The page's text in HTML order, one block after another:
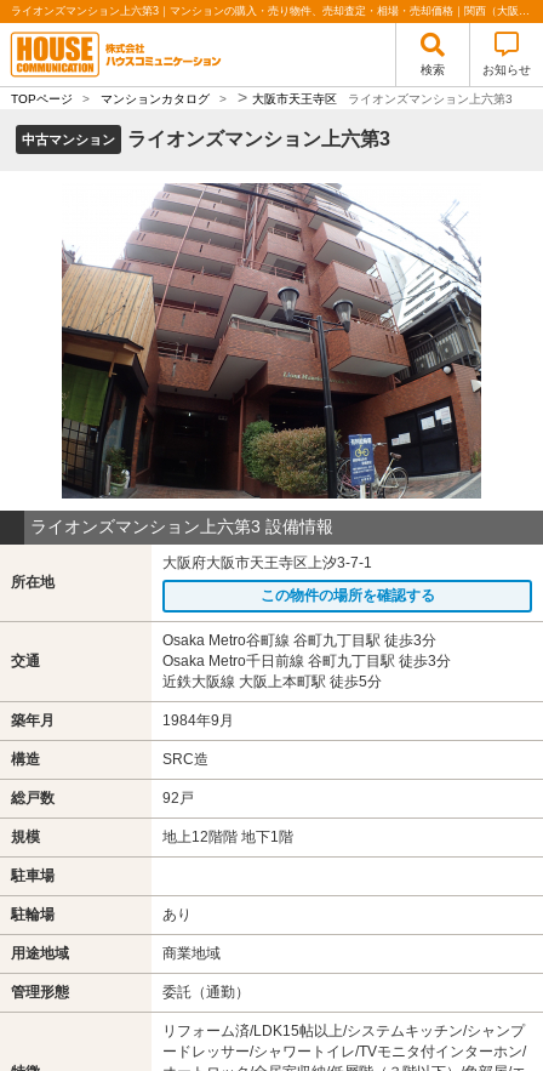
ライオンズマンション上六第3｜マンションの購入・売り物件、売却査定・相場・売却価格｜関西（大阪・北摂・神戸）・関東（東京）で不動産の購入・売却、注文住宅、リノベーションの事なら株式会社ハウスコミュニケーション
検索 お知らせ
TOPページ > マンションカタログ > > 大阪市天王寺区 ライオンズマンション上六第3
中古マンション ライオンズマンション上六第3
ライオンズマンション上六第3 設備情報
所在地
大阪府大阪市天王寺区上汐3-7-1
この物件の場所を確認する
交通
Osaka Metro谷町線 谷町九丁目駅 徒歩3分
Osaka Metro千日前線 谷町九丁目駅 徒歩3分
近鉄大阪線 大阪上本町駅 徒歩5分
築年月 1984年9月
構造 SRC造
総戸数 92戸
規模 地上12階階 地下1階
駐車場
駐輪場 あり
用途地域 商業地域
管理形態 委託（通勤）
リフォーム済/LDK15帖以上/システムキッチン/シャンプ
ードレッサー/シャワートイレ/TVモニタ付インターホン/